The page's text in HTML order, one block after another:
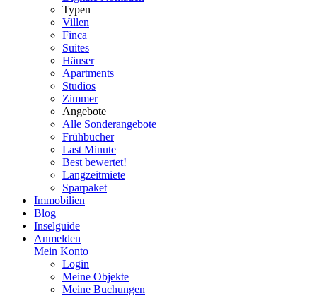
Typen
Villen
Finca
Suites
Häuser
Apartments
Studios
Zimmer
Angebote
Alle Sonderangebote
Frühbucher
Last Minute
Best bewertet!
Langzeitmiete
Sparpaket
Immobilien
Blog
Inselguide
Anmelden
Mein Konto
Login
Meine Objekte
Meine Buchungen